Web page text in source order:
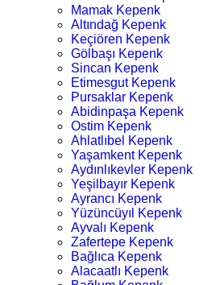
Mamak Kepenk
Altındağ Kepenk
Keçiören Kepenk
Gölbaşı Kepenk
Sincan Kepenk
Etimesgut Kepenk
Pursaklar Kepenk
Abidinpaşa Kepenk
Ostim Kepenk
Ahlatlıbel Kepenk
Yaşamkent Kepenk
Aydınlıkevler Kepenk
Yeşilbayır Kepenk
Ayrancı Kepenk
Yüzüncüyıl Kepenk
Ayvalı Kepenk
Zafertepe Kepenk
Bağlıca Kepenk
Alacaatlı Kepenk